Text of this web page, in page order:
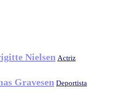
Nielsen Actriz
Gravesen Deportista